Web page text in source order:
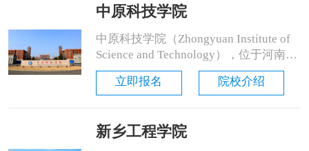
办学，先后为社会培养了近10万名专业
彩提供强有力的智力......
中原科技学院
中原科技学院（Zhongyuan Institute of
Science and Technology），位于河南省
郑州市和许昌市，简称“中原科技，
ZIST”，是经中华人民共和国教育部批
院）联盟成员高校。 中原科技学院前身
立即报名 院校介绍
新乡工程学院